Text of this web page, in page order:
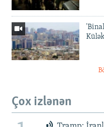
Çox izlənən